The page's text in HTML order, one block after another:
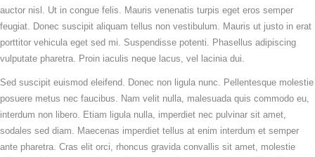
auctor nisl. Ut in congue felis. Mauris venenatis turpis eget eros semper
feugiat. Donec suscipit aliquam tellus non vestibulum. Mauris ut justo in erat
porttitor vehicula eget sed mi. Suspendisse potenti. Phasellus adipiscing
vulputate pharetra. Proin iaculis neque lacus, vel lacinia dui.
Sed suscipit euismod eleifend. Donec non ligula nunc. Pellentesque molestie
posuere metus nec faucibus. Nam velit nulla, malesuada quis commodo eu,
interdum non libero. Etiam ligula nulla, imperdiet nec pulvinar sit amet,
sodales sed diam. Maecenas imperdiet tellus at enim interdum et semper
ante pharetra. Cras elit orci, rhoncus gravida convallis sit amet, molestie